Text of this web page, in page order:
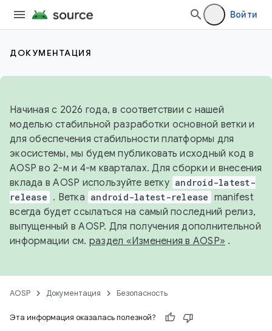
Войти
ДОКУМЕНТАЦИЯ
Начиная с 2026 года, в соответствии с нашей
моделью стабильной разработки основной ветки и
для обеспечения стабильности платформы для
экосистемы, мы будем публиковать исходный код в
AOSP во 2-м и 4-м кварталах. Для сборки и внесения
вклада в AOSP используйте ветку android-latest-
release . Ветка android-latest-release manifest
всегда будет ссылаться на самый последний релиз,
выпущенный в AOSP. Для получения дополнительной
информации см. раздел «Изменения в AOSP» .
AOSP Документация Безопасность
Эта информация оказалась полезной?